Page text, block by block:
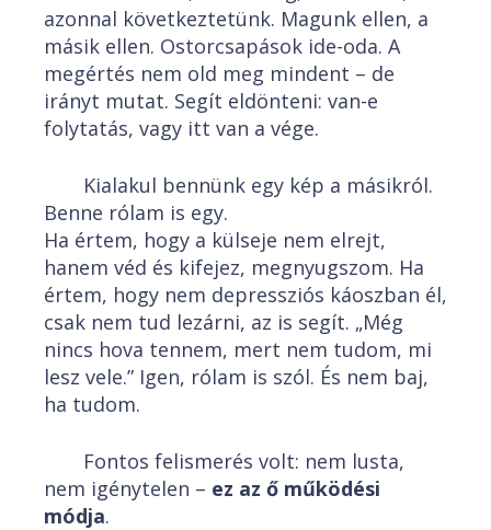
azonnal következtetünk. Magunk ellen, a
másik ellen. Ostorcsapások ide-oda. A
megértés nem old meg mindent – de
irányt mutat. Segít eldönteni: van-e
folytatás, vagy itt van a vége.
Kialakul bennünk egy kép a másikról.
Benne rólam is egy.
Ha értem, hogy a külseje nem elrejt,
hanem véd és kifejez, megnyugszom. Ha
értem, hogy nem depressziós káoszban él,
csak nem tud lezárni, az is segít. „Még
nincs hova tennem, mert nem tudom, mi
lesz vele.” Igen, rólam is szól. És nem baj,
ha tudom.
Fontos felismerés volt: nem lusta,
nem igénytelen – ez az ő működési
módja.